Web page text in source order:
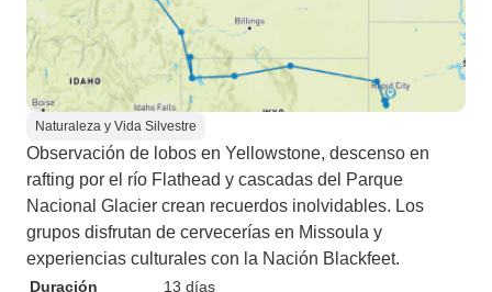
Naturaleza y Vida Silvestre
Observación de lobos en Yellowstone, descenso en
rafting por el río Flathead y cascadas del Parque
Nacional Glacier crean recuerdos inolvidables. Los
grupos disfrutan de cervecerías en Missoula y
experiencias culturales con la Nación Blackfeet.
Duración
13 días